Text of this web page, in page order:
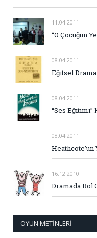
11.04.2011
“O Çocuğun
08.04.2011
Eğitsel Drama
08.04.2011
“Ses Eğitimi”
08.04.2011
16.12.2010
Dramada Rol
OYUN METINLERI